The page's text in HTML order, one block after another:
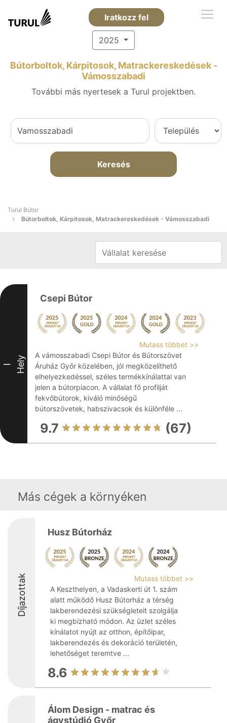
Iratkozz fel
2025
Bútorboltok, Kárpitosok, Matrackereskedések -
Vámosszabadi
További más nyertesek a Turul projektben.
Keresés
Turul Bútor
Bútorboltok, Kárpitosok, Matrackereskedések - Vámosszabadi
I Hely
Csepi Bútor
Mutass többet >>
A vámosszabadi Csepi Bútor és Bútorszövet
Áruház Győr közelében, jól megközelíthető
elhelyezkedéssel, széles termékkínálattal van
jelen a bútorpiacon. A vállalat fő profilját
fekvőbútorok, kiváló minőségű
bútorszövetek, habszivacsok és különféle ...
9.7 (67)
Más cégek a környéken
Díjazottak
Husz Bútorház
Mutass többet >>
A Keszthelyen, a Vadaskerti út 1. szám
alatt működő Husz Bútorház a térség
lakberendezési szükségleteit szolgálja
ki megbízható módon. Az üzlet széles
kínálatot nyújt az otthon, építőipar,
lakberendezés és dekoráció területén,
lehetőséget teremtve ...
8.6
Álom Design - matrac és
ágystúdió Győr